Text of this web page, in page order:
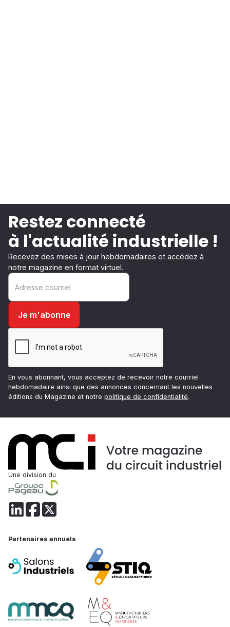
Restez connecté
à l'actualité industrielle !
Recevez des mises à jour hebdomadaires et accédez à
notre magazine en format virtuel.
En vous abonnant, vous acceptez de recevoir notre courriel
hebdomadaire ainsi que des annonces concernant les nouvelles
éditions du Magazine et notre politique de confidentialité.
Une division du
Partenaires annuels